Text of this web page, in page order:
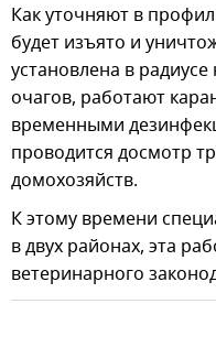
Как уточняют в
будет изъято и
установлена в
очагов, работают
временными
проводится досмотр
домохозяйств.
К этому времени
в двух районах, эта
ветеринарного